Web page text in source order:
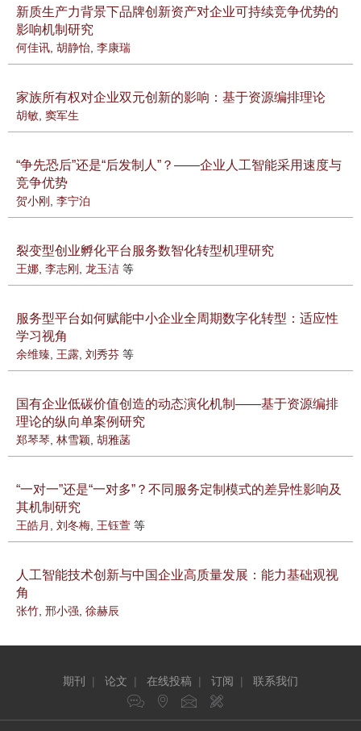
新质生产力背景下品牌创新资产对企业可持续竞争优势的
影响机制研究
何佳讯, 胡静怡, 李康瑞
家族所有权对企业双元创新的影响：基于资源编排理论
胡敏, 窦军生
“争先恐后”还是“后发制人”？——企业人工智能采用速度与
竞争优势
贺小刚 , 李宁泊
裂变型创业孵化平台服务数智化转型机理研究
王娜, 李志刚 , 龙玉洁 等
服务型平台如何赋能中小企业全周期数字化转型：适应性
学习视角
余维臻, 王露, 刘秀芬 等
国有企业低碳价值创造的动态演化机制——基于资源编排
理论的纵向单案例研究
郑琴琴, 林雪颖, 胡雅菡
“一对一”还是“一对多”？不同服务定制模式的差异性影响及
其机制研究
王皓月 , 刘冬梅, 王钰萱 等
人工智能技术创新与中国企业高质量发展：能力基础观视
角
张竹, 邢小强, 徐赫辰
期刊 | 论文 | 在线投稿 | 订阅 | 联系我们